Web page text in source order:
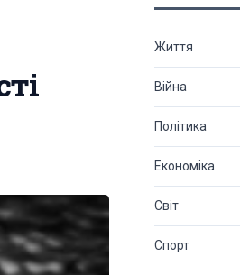
Життя
Війна
Політика
Економіка
Світ
Спорт